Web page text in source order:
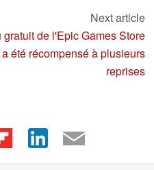
Next article
gratuit de l'Epic Games Store
été récompensé à plusieurs
reprises